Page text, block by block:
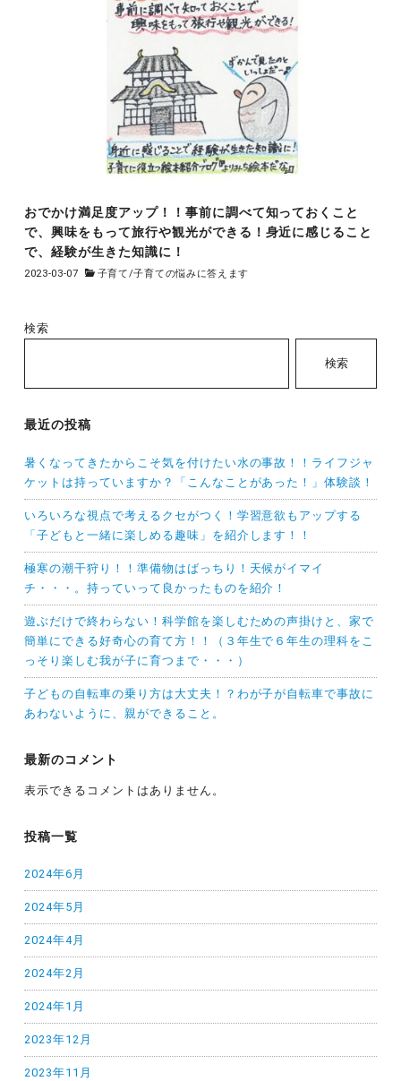
おでかけ満足度アップ！！事前に調べて知っておくこと
で、興味をもって旅行や観光ができる！身近に感じること
で、経験が生きた知識に！
2023-03-07 子育て/子育ての悩みに答えます
検索
検索
最近の投稿
暑くなってきたからこそ気を付けたい水の事故！！ライフジャ
ケットは持っていますか？「こんなことがあった！」体験談！
いろいろな視点で考えるクセがつく！学習意欲もアップする
「子どもと一緒に楽しめる趣味」を紹介します！！
極寒の潮干狩り！！準備物はばっちり！天候がイマイ
チ・・・。持っていって良かったものを紹介！
遊ぶだけで終わらない！科学館を楽しむための声掛けと、家で
簡単にできる好奇心の育て方！！（３年生で６年生の理科をこ
っそり楽しむ我が子に育つまで・・・）
子どもの自転車の乗り方は大丈夫！？わが子が自転車で事故に
あわないように、親ができること。
最新のコメント
表示できるコメントはありません。
投稿一覧
2024年6月
2024年5月
2024年4月
2024年2月
2024年1月
2023年12月
2023年11月